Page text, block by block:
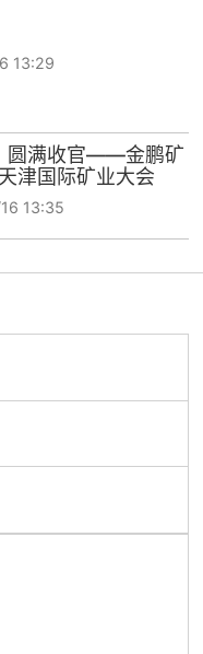
13:29
圆满收官——金鹏矿
津国际矿业大会
13:35